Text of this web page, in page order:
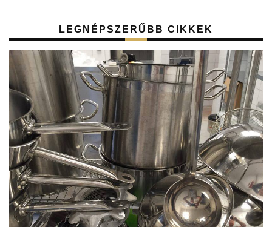
LEGNÉPSZERŰBB CIKKEK